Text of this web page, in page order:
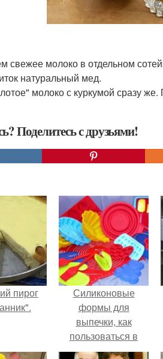
свежее молоко в отдельном
натуральный мед.
молоко с куркумой сразу же.
Поделитесь с друзьями!
пирог
Силиконовые
формы для
выпечки, как
пользоваться в
духовке. 9 правил